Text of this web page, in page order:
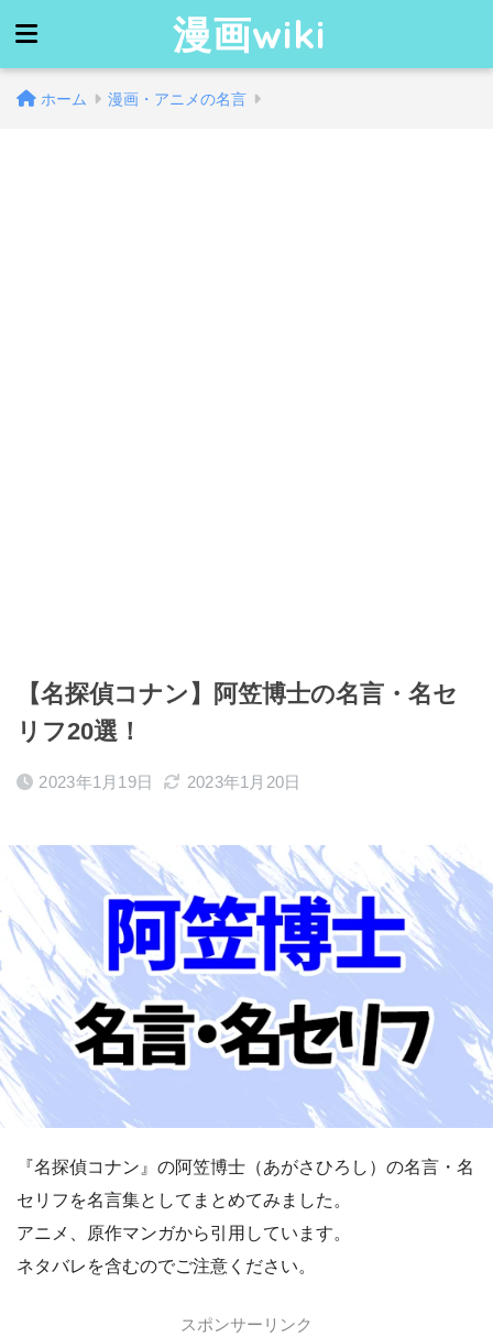
漫画wiki
ホーム 漫画・アニメの名言
【名探偵コナン】阿笠博士の名言・名セ
リフ20選！
2023年1月19日 2023年1月20日
『名探偵コナン』の阿笠博士（あがさひろし）の名言・名
セリフを名言集としてまとめてみました。
アニメ、原作マンガから引用しています。
ネタバレを含むのでご注意ください。
スポンサーリンク